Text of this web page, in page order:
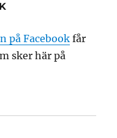
på Facebookfår
sker här på